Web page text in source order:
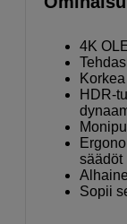
4K
HDR-
säädöt
Sopii